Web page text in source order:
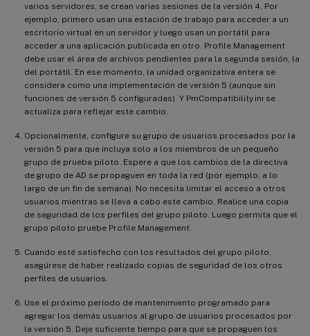
varios servidores, se crean varias sesiones de la versión 4. Por
ejemplo, primero usan una estación de trabajo para acceder a un
escritorio virtual en un servidor y luego usan un portátil para
acceder a una aplicación publicada en otro. Profile Management
debe usar el área de archivos pendientes para la segunda sesión, la
del portátil. En ese momento, la unidad organizativa entera se
considera como una implementación de versión 5 (aunque sin
funciones de versión 5 configuradas). Y PmCompatibility.ini se
actualiza para reflejar este cambio.
Opcionalmente, configure su grupo de usuarios procesados por la
versión 5 para que incluya solo a los miembros de un pequeño
grupo de prueba piloto. Espere a que los cambios de la directiva
de grupo de AD se propaguen en toda la red (por ejemplo, a lo
largo de un fin de semana). No necesita limitar el acceso a otros
usuarios mientras se lleva a cabo este cambio. Realice una copia
de seguridad de los perfiles del grupo piloto. Luego permita que el
grupo piloto pruebe Profile Management.
Cuando esté satisfecho con los resultados del grupo piloto,
asegúrese de haber realizado copias de seguridad de los otros
perfiles de usuarios.
Use el próximo período de mantenimiento programado para
agregar los demás usuarios al grupo de usuarios procesados por
la versión 5. Deje suficiente tiempo para que se propaguen los